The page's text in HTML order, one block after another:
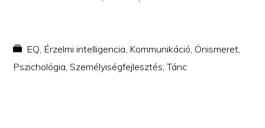
EQ, Érzelmi intelligencia, Kommunikáció, Önismeret,
Pszichológia,Személyiségfejlesztés,Tánc